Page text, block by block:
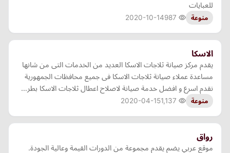
للعبايات
منوعة 2020-10-14
الاسكا
يقدم مركز صيانة ثلاجات الاسكا العديد من الخدمات التى من شانها
مساعدة عملاء صيانة ثلاجات الاسكا فى جميع محافظات الجمهورية
نقدم اسرع و افضل خدمة صيانة لاصلاح اعطال ثلاجات الاسكا بطر…
منوعة 2020-04-15
رواق
موقع عربي يضم يقدم مجموعة من الدورات القيمة وعالية الجودة.